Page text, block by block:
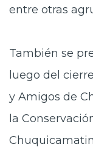
entre otras
También se
luego del
y Amigos de
la